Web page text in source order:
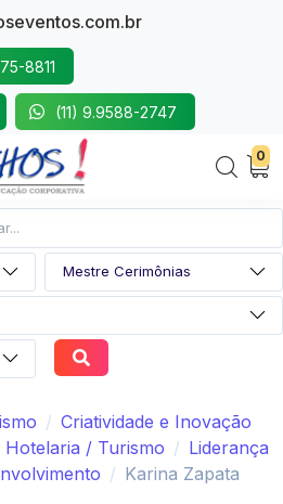
8811
(11) 9.9588-2747
0
Criatividade e Inovação
Hotelaria / Turismo
Liderança
Karina Zapata